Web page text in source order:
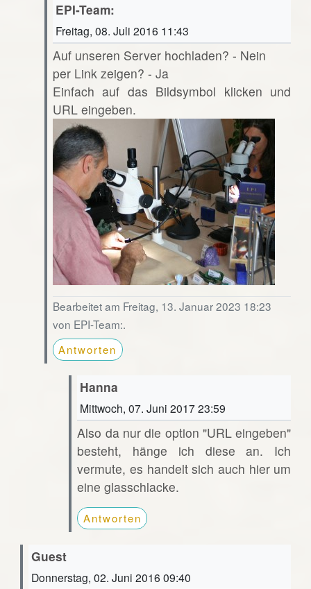
EPI-Team:
Freitag, 08. Juli 2016 11:43
Auf unseren Server hochladen? - Nein
per Link zeigen? - Ja
Einfach auf das Bildsymbol klicken und
URL eingeben.
Bearbeitet am Freitag, 13. Januar 2023 18:23
von EPI-Team:.
Antworten
Hanna
Mittwoch, 07. Juni 2017 23:59
Also da nur die option "URL eingeben"
besteht, hänge ich diese an. Ich
vermute, es handelt sich auch hier um
eine glasschlacke.
Antworten
Guest
Donnerstag, 02. Juni 2016 09:40